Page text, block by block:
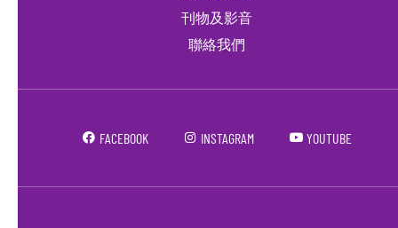
刊物及影音
聯絡我們
FACEBOOK INSTAGRAM YOUTUBE